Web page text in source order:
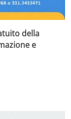
della
e